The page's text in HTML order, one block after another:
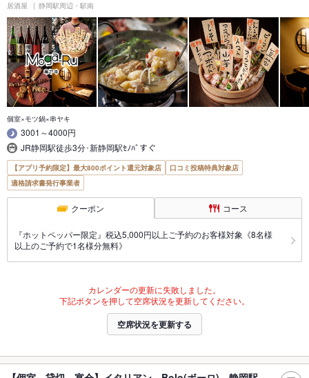
居酒屋 静岡駅周辺・駅南
個室×モツ鍋×串ヤキ
3001～4000円
JR静岡駅徒歩3分･新静岡駅ｾﾉﾊﾞすぐ
【アプリ予約限定】最大800ポイント還元対象店
口コミ投稿特典対象店
適格請求書発行事業者
クーポン コース
『ホットペッパー限定』税込5,000円以上ご予約のお客様対象《8名様
以上のご予約で1名様分無料》
カレンダーの更新に失敗しました。
下記ボタンを押して空席状況を更新してください。
空席状況を更新する